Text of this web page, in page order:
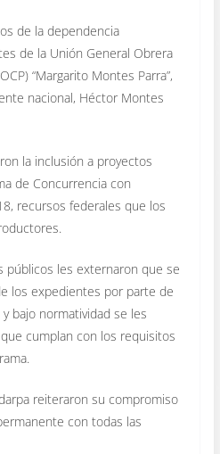
de la dependencia
de la Unión General Obrera
“Margarito Montes Parra”,
nacional, Héctor Montes
la inclusión a proyectos
de Concurrencia con
recursos federales que los
públicos les externaron que se
los expedientes por parte de
bajo normatividad se les
cumplan con los requisitos
reiteraron su compromiso
con todas las